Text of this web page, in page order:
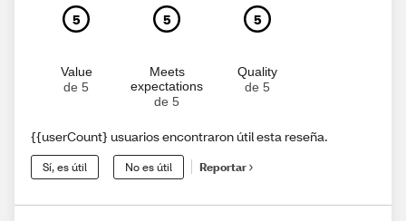
5
Value
de 5
5
Meets
expectations
de 5
5
Quality
de 5
{{userCount} usuarios encontraron útil esta reseña.
Sí, es útil No es útil Reportar